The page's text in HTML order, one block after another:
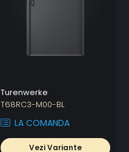
Turenwerke
T68RC3-M00-BL
LA COMANDA
Vezi Variante